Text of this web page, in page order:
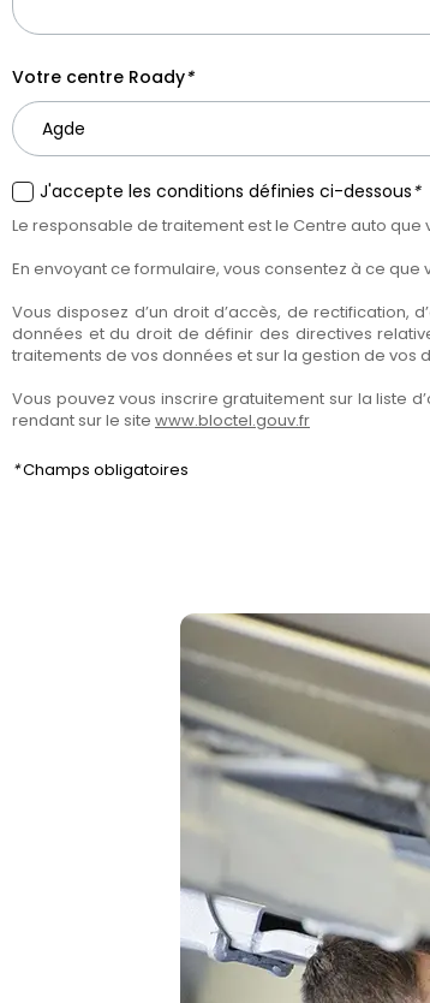
Votre centre Roady*
J'accepte les conditions définies ci-dessous*
Le responsable de traitement est le Centre auto
En envoyant ce formulaire, vous consentez à ce
Vous disposez d’un droit d’accès, de rectification,
données et du droit de définir des directives
traitements de vos données et sur la gestion de
Vous pouvez vous inscrire gratuitement sur la liste
rendant sur le site www.bloctel.gouv.fr
*Champs obligatoires